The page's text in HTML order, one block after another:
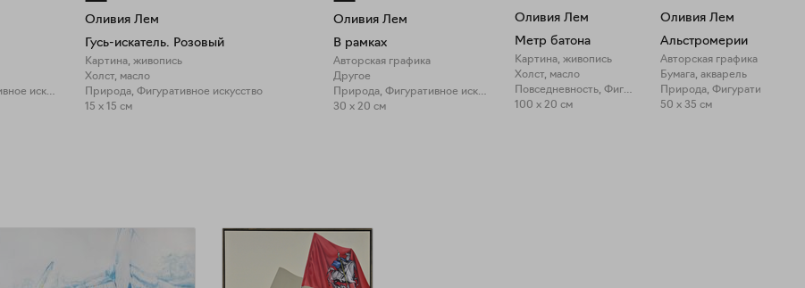
Природа, Фигуративное искусство
Оливия Лем
Гусь-искатель. Розовый
Картина, живопись
Холст, масло
Природа, Фигуративное искусство
15 x 15 см
Оливия Лем
В рамках
Авторская графика
Другое
Природа, Фигуративное искусство
30 x 20 см
Оливия Лем
Метр батона
Картина, живопись
Холст, масло
Повседневность, Фигуративное искусство
100 x 20 см
Оливия Лем
Альстромерии
Авторская графика
Бумага, акварель
50 x 35 см